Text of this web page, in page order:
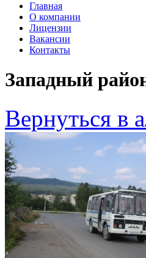
Главная
О компании
Лицензии
Вакансии
Контакты
Западный
Вернуться в